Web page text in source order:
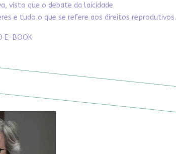
visto que o debate da laicidade
e tudo o que se refere aos direitos reprodutivos.
E-BOOK